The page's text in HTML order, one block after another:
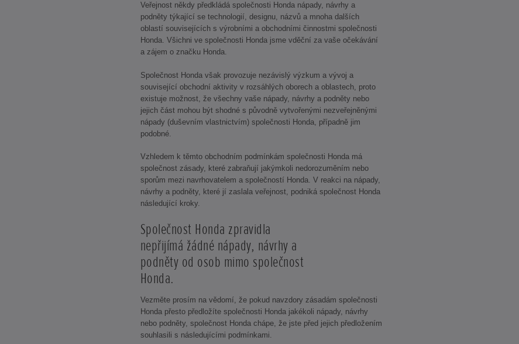
Veřejnost někdy předkládá společnosti Honda nápady, návrhy a
podněty týkající se technologií, designu, názvů a mnoha dalších
oblastí souvisejících s výrobními a obchodními činnostmi společnosti
Honda. Všichni ve společnosti Honda jsme vděční za vaše očekávání
a zájem o značku Honda.
Společnost Honda však provozuje nezávislý výzkum a vývoj a
související obchodní aktivity v rozsáhlých oborech a oblastech, proto
existuje možnost, že všechny vaše nápady, návrhy a podněty nebo
jejich část mohou být shodné s původně vytvořenými nezveřejněnými
nápady (duševním vlastnictvím) společnosti Honda, případně jim
podobné.
Vzhledem k těmto obchodním podmínkám společnosti Honda má
společnost zásady, které zabraňují jakýmkoli nedorozuměním nebo
sporům mezi navrhovatelem a společností Honda. V reakci na nápady,
návrhy a podněty, které jí zaslala veřejnost, podniká společnost Honda
následující kroky.
Společnost Honda zpravidla
nepřijímá žádné nápady, návrhy a
podněty od osob mimo společnost
Honda.
Vezměte prosím na vědomí, že pokud navzdory zásadám společnosti
Honda přesto předložíte společnosti Honda jakékoli nápady, návrhy
nebo podněty, společnost Honda chápe, že jste před jejich předložením
souhlasili s následujícími podmínkami.